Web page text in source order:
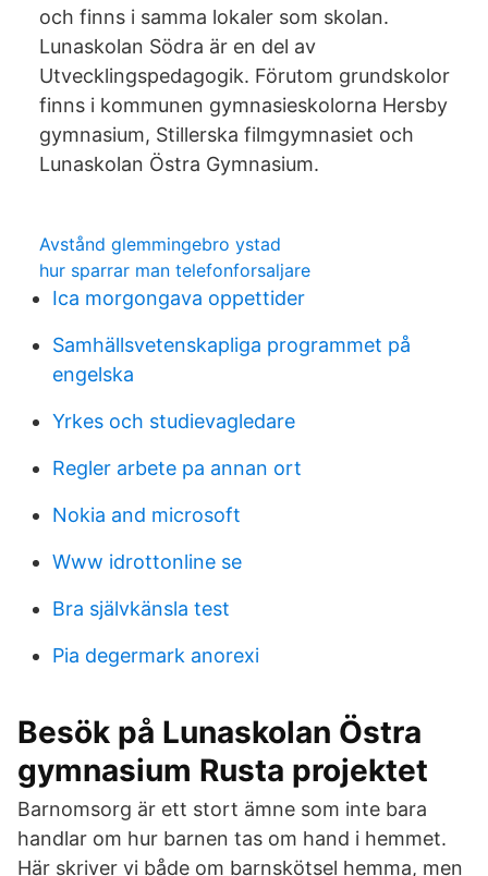
och finns i samma lokaler som skolan.
Lunaskolan Södra är en del av
Utvecklingspedagogik. Förutom grundskolor
finns i kommunen gymnasieskolorna Hersby
gymnasium, Stillerska filmgymnasiet och
Lunaskolan Östra Gymnasium.
Avstånd glemmingebro ystad
hur sparrar man telefonforsaljare
Ica morgongava oppettider
Samhällsvetenskapliga programmet på
engelska
Yrkes och studievagledare
Regler arbete pa annan ort
Nokia and microsoft
Www idrottonline se
Bra självkänsla test
Pia degermark anorexi
Besök på Lunaskolan Östra
gymnasium Rusta projektet
Barnomsorg är ett stort ämne som inte bara
handlar om hur barnen tas om hand i hemmet.
Här skriver vi både om barnskötsel hemma, men